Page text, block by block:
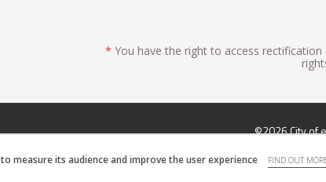
* You have the right to access
©2026 City of
to measure its audience and improve the user experience FIND OUT